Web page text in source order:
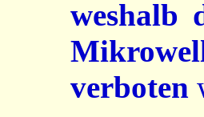
weshalb
verboten